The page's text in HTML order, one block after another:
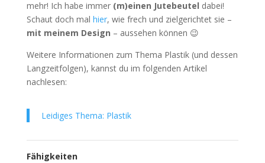
mehr! Ich habe immer (m)einen Jutebeutel dabei!
Schaut doch mal hier, wie frech und zielgerichtet sie –
mit meinem Design – aussehen können 😉
Weitere Informationen zum Thema Plastik (und dessen
Langzeitfolgen), kannst du im folgenden Artikel
nachlesen:
Leidiges Thema: Plastik
Fähigkeiten